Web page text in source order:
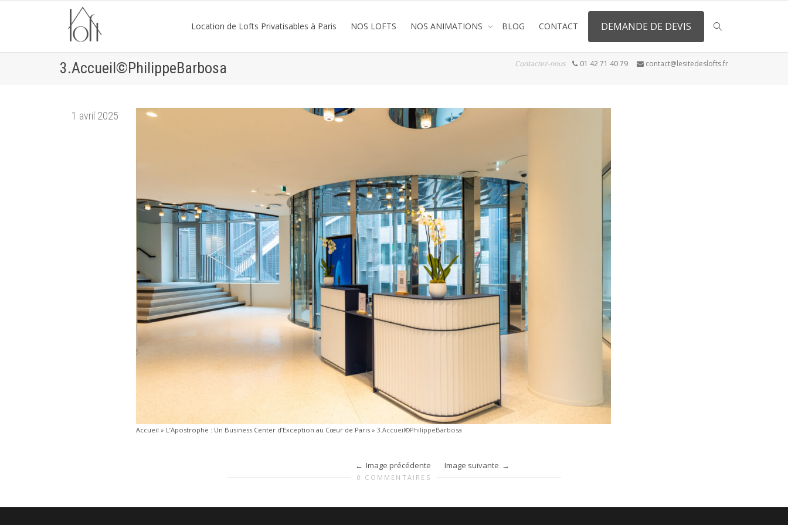
Location de Lofts Privatisables à Paris NOS LOFTS NOS ANIMATIONS BLOG CONTACT DEMANDE DE DEVIS
3.Accueil©PhilippeBarbosa Contactez-nous 01 42 71 40 79 contact@lesitedeslofts.fr
1 avril 2025
Accueil » L’Apostrophe : Un Business Center d’Exception au Cœur de Paris » 3.Accueil©PhilippeBarbosa
Image précédente Image suivante
0 COMMENTAIRES